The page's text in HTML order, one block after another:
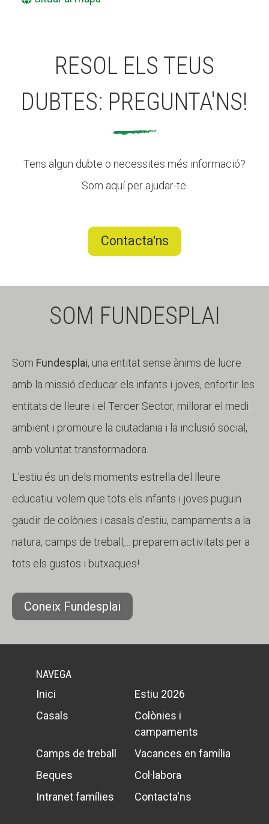
RESOL ELS TEUS
DUBTES: PREGUNTA'NS!
Tens algun dubte o necessites més informació?
Som aquí per ajudar-te.
Contacta'ns
SOM FUNDESPLAI
Som Fundesplai, una entitat sense ànims de lucre
amb la missió d'educar els infants i joves, enfortir les
entitats de lleure i el Tercer Sector, millorar el medi
ambient i promoure la ciutadania i la inclusió social,
amb voluntat transformadora.
L'estiu és un dels moments estrella del lleure
educatiu: volem que tots els infants i joves puguin
gaudir de colònies i casals d'estiu, campaments a la
natura, camps de treball,... preparem activitats per a
tots els gustos i butxaques!
Coneix Fundesplai
NAVEGA
Inici
Estiu 2026
Casals
Colònies i
campaments
Camps de treball
Vacances en família
Beques
Col·labora
Intranet famílies
Contacta'ns